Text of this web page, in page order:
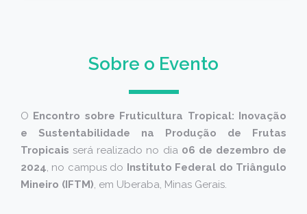
Sobre o Evento
O Encontro sobre Fruticultura Tropical: Inovação
e Sustentabilidade na Produção de Frutas
Tropicais será realizado no dia 06 de dezembro de
2024, no campus do Instituto Federal do Triângulo
Mineiro (IFTM), em Uberaba, Minas Gerais.